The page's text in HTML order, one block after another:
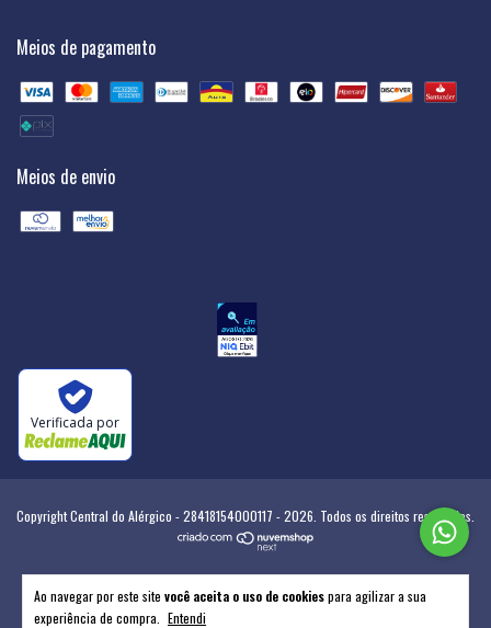
Ao navegar por este site você aceita o uso de cookiespara agilizar a sua
experiência de compra.
Entendi
Meios de pagamento
Meios de envio
Verificada por
Copyright Central do Alérgico - 28418154000117 - 2026. Todos os direitos reservados.